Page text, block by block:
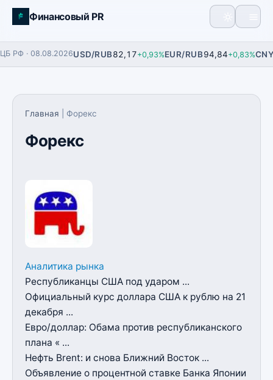
Финансовый PR
Главная
Финансы
Аналитика
ЦБ РФ · 08.08.2026USD/RUB82,17+0,93%EUR/RUB94,84+0,83%
Главная | Форекс
Форекс
Аналитика рынка
Республиканцы США под ударом ...
Официальный курс доллара США к рублю на 21
декабря ...
Евро/доллар: Обама против республиканского
плана « ...
Нефть Brent: и снова Ближний Восток ...
Объявление о процентной ставке Банка Японии